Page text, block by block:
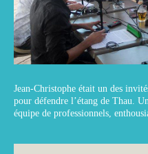
Jean-Christophe était un des
pour défendre l’étang de Thau.
équipe de professionnels,